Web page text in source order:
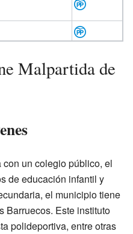
Malpartida de
un colegio público, el
de educación infantil y
el municipio tiene
Barruecos. Este instituto
polideportiva, entre otras